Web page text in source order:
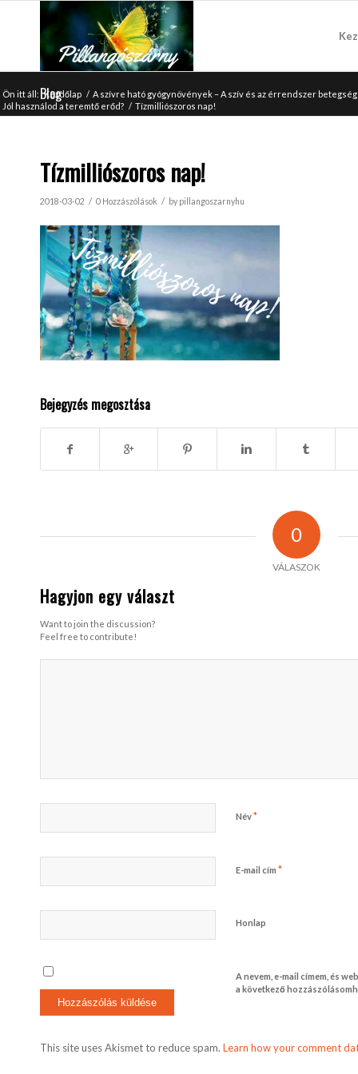
Blog
Ön itt áll: Kezdőlap / A szívre ható gyógynövények – A szív és az érrendszer
Jól használod a teremtő erőd? / Tízmilliószoros nap!
Tízmilliószoros nap!
2018-03-02 / 0 Hozzászólások / by pillangoszarnyhu
Bejegyzés megosztása
0
VÁLASZOK
Hagyjon egy választ
Want to join the discussion?
Feel free to contribute!
Név*
E-mail cím *
Honlap
A nevem, e-mail címem, és
a következő
This site uses Akismet to reduce spam. Learn how your comment